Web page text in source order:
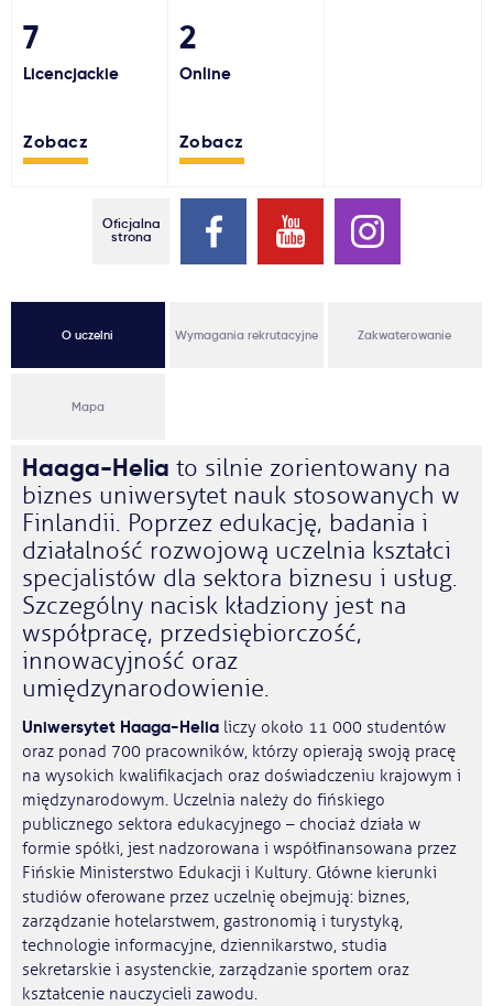
7
Licencjackie
Zobacz
2
Online
Zobacz
Oficjalna
strona
O uczelni Wymagania rekrutacyjne Zakwaterowanie
Mapa
Haaga-Helia to silnie zorientowany na
biznes uniwersytet nauk stosowanych w
Finlandii. Poprzez edukację, badania i
działalność rozwojową uczelnia kształci
specjalistów dla sektora biznesu i usług.
Szczególny nacisk kładziony jest na
współpracę, przedsiębiorczość,
innowacyjność oraz
umiędzynarodowienie.
Uniwersytet Haaga-Helia liczy około 11 000 studentów
oraz ponad 700 pracowników, którzy opierają swoją pracę
na wysokich kwalifikacjach oraz doświadczeniu krajowym i
międzynarodowym. Uczelnia należy do fińskiego
publicznego sektora edukacyjnego – chociaż działa w
formie spółki, jest nadzorowana i współfinansowana przez
Fińskie Ministerstwo Edukacji i Kultury. Główne kierunki
studiów oferowane przez uczelnię obejmują: biznes,
zarządzanie hotelarstwem, gastronomią i turystyką,
technologie informacyjne, dziennikarstwo, studia
sekretarskie i asystenckie, zarządzanie sportem oraz
kształcenie nauczycieli zawodu.